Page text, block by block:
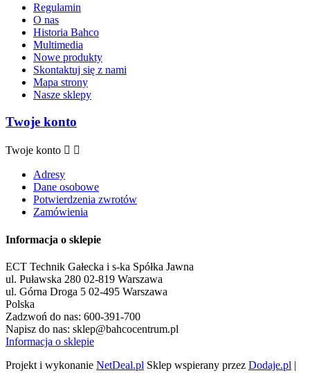
Regulamin
O nas
Historia Bahco
Multimedia
Nowe produkty
Skontaktuj się z nami
Mapa strony
Nasze sklepy
Twoje konto
Twoje konto  
Adresy
Dane osobowe
Potwierdzenia zwrotów
Zamówienia
Informacja o sklepie
ECT Technik Gałecka i s-ka Spółka Jawna
ul. Puławska 280 02-819 Warszawa
ul. Górna Droga 5 02-495 Warszawa
Polska
Zadzwoń do nas: 600-391-700
Napisz do nas: sklep@bahcocentrum.pl
Informacja o sklepie
Projekt i wykonanie NetDeal.pl Sklep wspierany przez Dodaje.pl |